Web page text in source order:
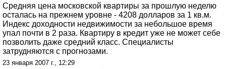
Средняя цена московской квартиры за прошлую неделю
осталась на прежнем уровне - 4208 долларов за 1 кв.м.
Индекс доходности недвижимости за небольшое время
упал почти в 2 раза. Квартиру в кредит уже не может себе
позволить даже средний класс. Специалисты
затрудняются с прогнозами.
23 января 2007 г., 12:29